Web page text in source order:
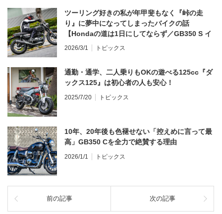
ツーリング好きの私が年甲斐もなく『峠の走
り』に夢中になってしまったバイクの話
【Hondaの道は1日にしてならず／GB350 S イ
ンプレ・レビュー 前編】
2026/3/1 トピックス
通勤・通学、二人乗りもOKの遊べる125cc『ダ
ックス125』は初心者の人も安心！
2025/7/20 トピックス
10年、20年後も色褪せない「控えめに言って最
高」GB350 Cを全力で絶賛する理由
2026/1/1 トピックス
前の記事 次の記事